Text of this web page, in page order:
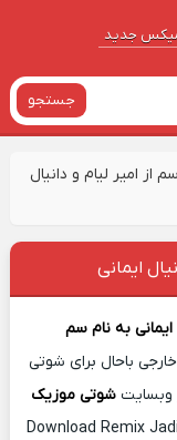
جدید
جستجو
از امیر لیام و دانیال
ایمانی
به نامسم
باحال برای شوتی
وبسایتشوتی موزیک
Download Remix